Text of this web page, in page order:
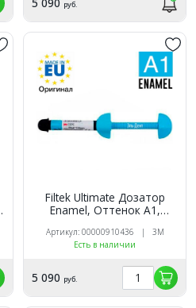
руб.
Filtek Ultimate Дозатор
Enamel, Оттенок A1,
реставрационный
композит 3M
Артикул: 00000910436 | 3M
Есть в наличии
5 090 руб.